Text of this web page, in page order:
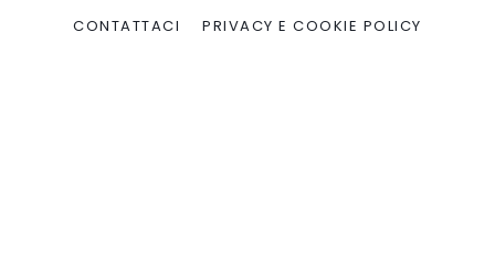
CONTATTACI PRIVACY E COOKIE POLICY